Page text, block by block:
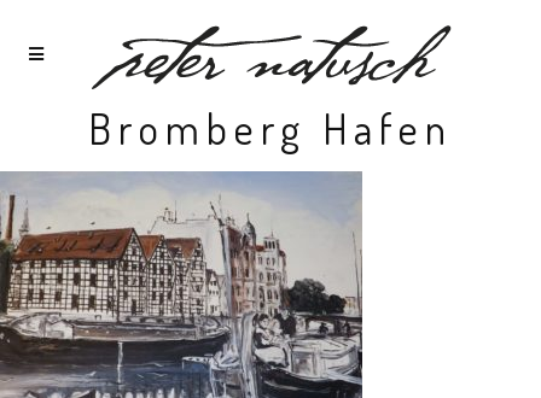
Bromberg Hafen